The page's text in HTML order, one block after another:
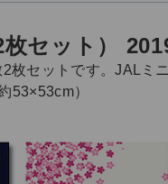
セット） 2019
セットです。JALミ
53×53cm）